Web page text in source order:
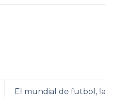
El mundial de futbol, la